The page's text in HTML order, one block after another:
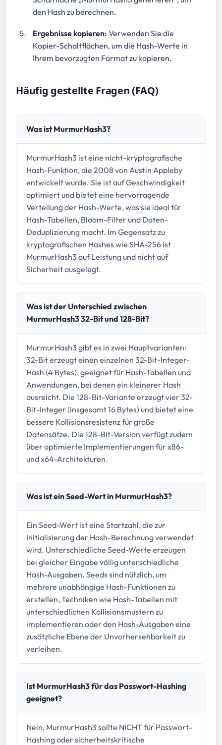
den Hash zu berechnen.
Ergebnisse kopieren: Verwenden Sie die
Kopier-Schaltflächen, um die Hash-Werte in
Ihrem bevorzugten Format zu kopieren.
Häufig gestellte Fragen (FAQ)
Was ist MurmurHash3?
MurmurHash3 ist eine nicht-kryptografische
Hash-Funktion, die 2008 von Austin Appleby
entwickelt wurde. Sie ist auf Geschwindigkeit
optimiert und bietet eine hervorragende
Verteilung der Hash-Werte, was sie ideal für
Hash-Tabellen, Bloom-Filter und Daten-
Deduplizierung macht. Im Gegensatz zu
kryptografischen Hashes wie SHA-256 ist
MurmurHash3 auf Leistung und nicht auf
Sicherheit ausgelegt.
Was ist der Unterschied zwischen
MurmurHash3 32-Bit und 128-Bit?
MurmurHash3 gibt es in zwei Hauptvarianten:
32-Bit erzeugt einen einzelnen 32-Bit-Integer-
Hash (4 Bytes), geeignet für Hash-Tabellen und
Anwendungen, bei denen ein kleinerer Hash
ausreicht. Die 128-Bit-Variante erzeugt vier 32-
Bit-Integer (insgesamt 16 Bytes) und bietet eine
bessere Kollisionsresistenz für große
Datensätze. Die 128-Bit-Version verfügt zudem
über optimierte Implementierungen für x86-
und x64-Architekturen.
Was ist ein Seed-Wert in MurmurHash3?
Ein Seed-Wert ist eine Startzahl, die zur
Initialisierung der Hash-Berechnung verwendet
wird. Unterschiedliche Seed-Werte erzeugen
bei gleicher Eingabe völlig unterschiedliche
Hash-Ausgaben. Seeds sind nützlich, um
mehrere unabhängige Hash-Funktionen zu
erstellen, Techniken wie Hash-Tabellen mit
unterschiedlichen Kollisionsmustern zu
implementieren oder den Hash-Ausgaben eine
zusätzliche Ebene der Unvorhersehbarkeit zu
verleihen.
Ist MurmurHash3 für das Passwort-Hashing
geeignet?
Nein, MurmurHash3 sollte NICHT für Passwort-
Hashing oder sicherheitskritische